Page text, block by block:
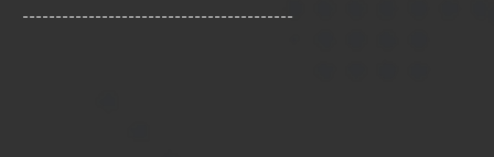
-----------------------------------------